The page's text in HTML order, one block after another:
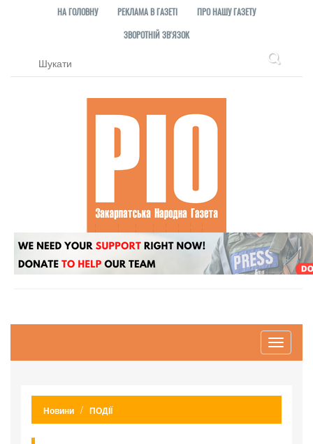
НА ГОЛОВНУ РЕКЛАМА В ГАЗЕТІ
ПРО НАШУ ГАЗЕТУ
ЗВОРОТНІЙ ЗВ'ЯЗОК
Toggle
Новини ПОДІЇ